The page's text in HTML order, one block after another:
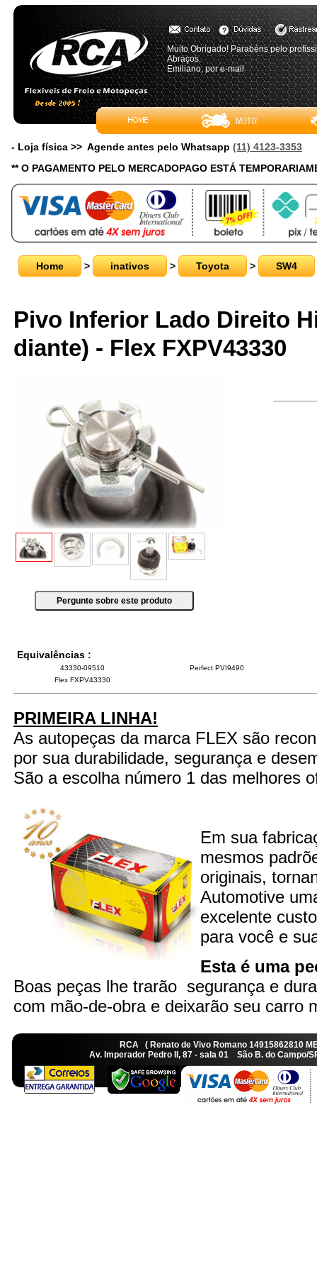
Muito Obrigado! Parabéns pelo
Abraços.
Emiliano, por e-mail
- Loja física >> Agende antes pelo Whatsapp (11) 4123-3353
** O PAGAMENTO PELO MERCADOPAGO ESTÁ
Home > inativos > Toyota > SW4
Pivo Inferior Lado Direito
diante) - Flex FXPV43330
Equivalências :
43330-09510
Perfect PVI9490
Flex FXPV43330
PRIMEIRA LINHA!
As autopeças da marca FLEX são
por sua durabilidade, segurança e
São a escolha número 1 das melhores
Em sua
mesmos
originais,
Automotive
excelente
para você e
Esta é uma
Boas peças lhe trarão segurança e
com mão-de-obra e deixarão seu carro
RCA ( Renato de Vivo Romano
Av. Imperador Pedro II, 87 - sala 01 São B. do